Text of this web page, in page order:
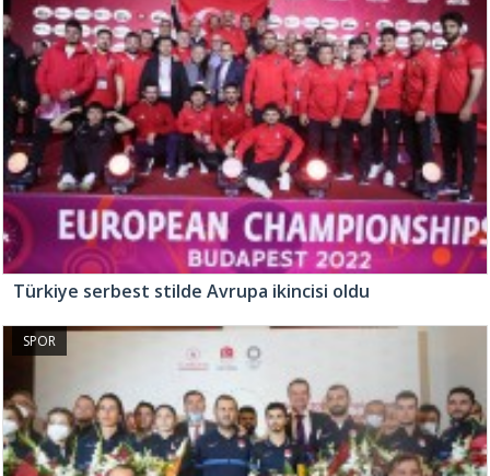
Türkiye serbest stilde Avrupa ikincisi oldu
SPOR